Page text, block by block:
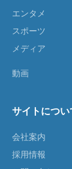
エンタメ
スポーツ
メディア
動画
サイトについ
会社案内
採用情報